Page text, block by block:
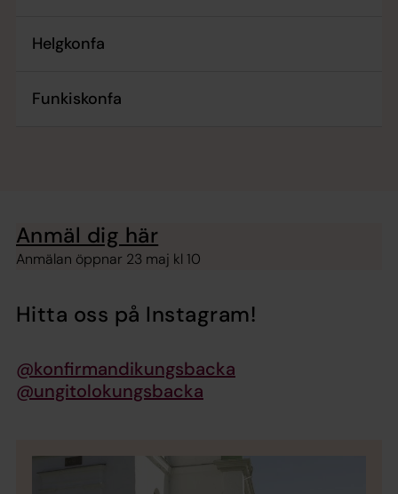
Helgkonfa
Funkiskonfa
Anmäl dig här
Anmälan öppnar 23 maj kl 10
Hitta oss på Instagram!
@konfirmandikungsbacka
@ungitolokungsbacka